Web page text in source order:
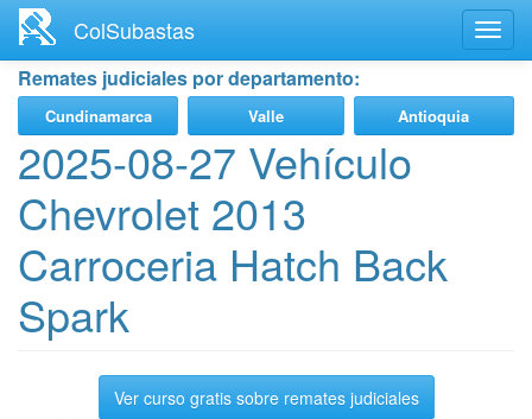
contenido
principal
ColSubastas
Remates judiciales por departamento:
Cundinamarca Valle Antioquia
2025-08-27 Vehículo
Chevrolet 2013
Carroceria Hatch Back
Spark
Ver curso gratis sobre remates judiciales